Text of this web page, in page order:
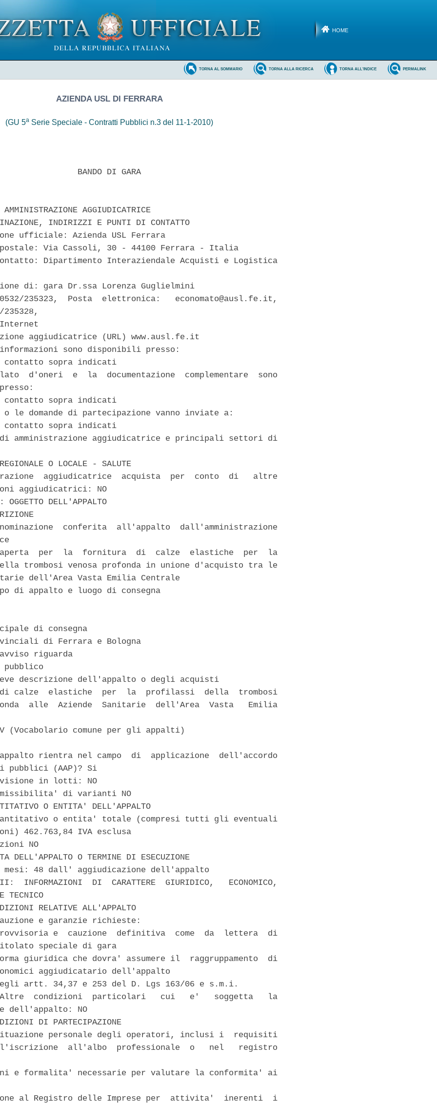
HOME
PERMALINK
TORNA ALL'INDICE
TORNA ALLA RICERCA
TORNA AL SOMMARIO
AZIENDA USL DI FERRARA
(GU 5a Serie Speciale - Contratti Pubblici n.3 del 11-1-2010)
BANDO DI GARA
AMMINISTRAZIONE AGGIUDICATRICE
INDIRIZZI E PUNTI DI CONTATTO
ufficiale: Azienda USL Ferrara
Via Cassoli, 30 - 44100 Ferrara - Italia
Dipartimento Interaziendale Acquisti e Logistica
di: gara Dr.ssa Lorenza Guglielmini
235323,  Posta  elettronica:   economato@ausl.fe.it,
aggiudicatrice (URL) www.ausl.fe.it
sono disponibili presso:
contatto sopra indicati
d'oneri  e  la  documentazione  complementare  sono
contatto sopra indicati
o le domande di partecipazione vanno inviate a:
contatto sopra indicati
amministrazione aggiudicatrice e principali settori di
O LOCALE - SALUTE
aggiudicatrice  acquista  per  conto  di   altre
aggiudicatrici: NO
OGGETTO DELL'APPALTO
conferita  all'appalto  dall'amministrazione
per  la  fornitura  di  calze  elastiche  per  la
trombosi venosa profonda in unione d'acquisto tra le
dell'Area Vasta Emilia Centrale
di appalto e luogo di consegna
di consegna
di Ferrara e Bologna
riguarda
pubblico
descrizione dell'appalto o degli acquisti
calze  elastiche  per  la  profilassi  della  trombosi
alle  Aziende  Sanitarie  dell'Area  Vasta   Emilia
(Vocabolario comune per gli appalti)
rientra nel campo  di  applicazione  dell'accordo
pubblici (AAP)? Si
in lotti: NO
di varianti NO
O ENTITA' DELL'APPALTO
o entita' totale (compresi tutti gli eventuali
462.763,84 IVA esclusa
NO
DELL'APPALTO O TERMINE DI ESECUZIONE
mesi: 48 dall' aggiudicazione dell'appalto
INFORMAZIONI  DI  CARATTERE  GIURIDICO,   ECONOMICO,
TECNICO
RELATIVE ALL'APPALTO
e garanzie richieste:
e  cauzione  definitiva  come  da  lettera  di
speciale di gara
giuridica che dovra' assumere il  raggruppamento  di
aggiudicatario dell'appalto
artt. 34,37 e 253 del D. Lgs 163/06 e s.m.i.
condizioni  particolari   cui   e'   soggetta   la
dell'appalto: NO
DI PARTECIPAZIONE
personale degli operatori, inclusi i  requisiti
all'albo  professionale  o   nel   registro
e formalita' necessarie per valutare la conformita' ai
al Registro delle Imprese per  attivita'  inerenti  i